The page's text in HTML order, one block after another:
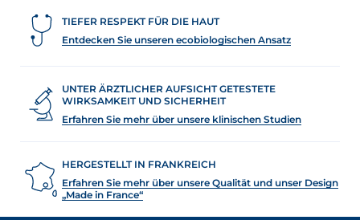
TIEFER RESPEKT FÜR DIE HAUT
Entdecken Sie unseren ecobiologischen Ansatz
UNTER ÄRZTLICHER AUFSICHT GETESTETE
WIRKSAMKEIT UND SICHERHEIT
Erfahren Sie mehr über unsere klinischen Studien
HERGESTELLT IN FRANKREICH
Erfahren Sie mehr über unsere Qualität und unser Design
„Made in France“